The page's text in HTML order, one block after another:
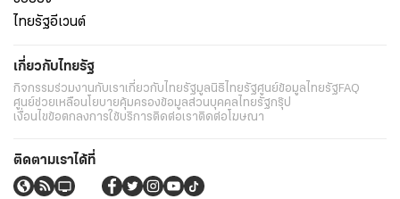
ไทยรัฐอีเวนต์
เกี่ยวกับไทยรัฐ
กิจกรรมร่วมงานกับเราเกี่ยวกับไทยรัฐมูลนิธิไทยรัฐศูนย์ข้อมูลไทยรัฐFAQ
ศูนย์ช่วยเหลือนโยบายคุ้มครองข้อมูลส่วนบุคคลไทยรัฐกรุ๊ป
เงื่อนไขข้อตกลงการใช้บริการติดต่อเราติดต่อโฆษณา
ติดตามเราได้ที่